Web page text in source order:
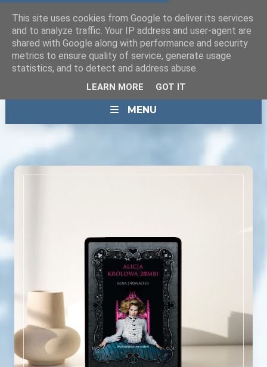
MENU
This site uses cookies from Google to deliver its services
and to analyze traffic. Your IP address and user-agent are
shared with Google along with performance and security
metrics to ensure quality of service, generate usage
statistics, and to detect and address abuse.
LEARN MORE GOT IT